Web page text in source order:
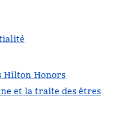
Hilton Honors
et la traite des êtres